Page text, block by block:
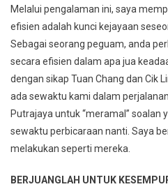
Melalui pengalaman ini, saya
efisien adalah kunci kejayaan
Sebagai seorang peguam, anda
secara efisien dalam apa jua
dengan sikap Tuan Chang dan Cik
ada sewaktu kami dalam
Putrajaya untuk “meramal” soalan
sewaktu perbicaraan nanti. Saya
melakukan seperti mereka.
BERJUANGLAH UNTUK